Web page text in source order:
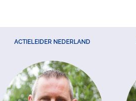
ACTIELEIDER NEDERLAND